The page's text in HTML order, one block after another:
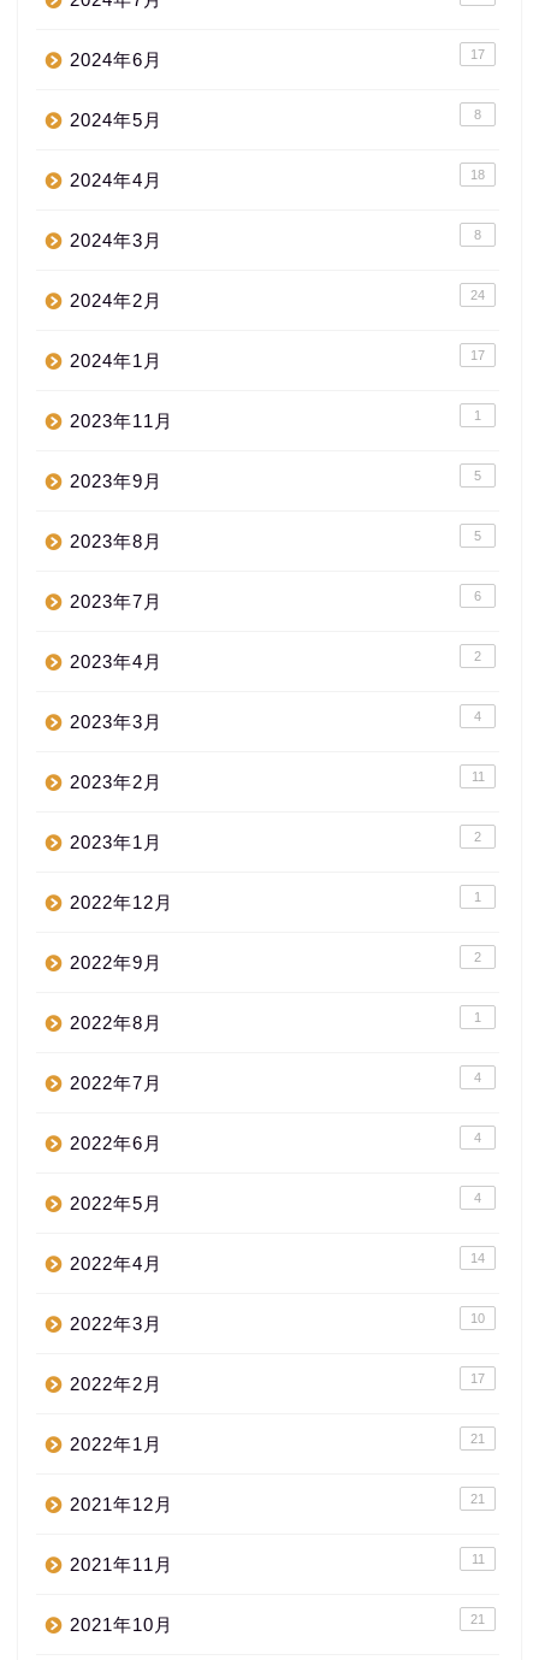
2024年6月 17
2024年5月 8
2024年4月 18
2024年3月 8
2024年2月 24
2024年1月 17
2023年11月 1
2023年9月 5
2023年8月 5
2023年7月 6
2023年4月 2
2023年3月 4
2023年2月 11
2023年1月 2
2022年12月 1
2022年9月 2
2022年8月 1
2022年7月 4
2022年6月 4
2022年5月 4
2022年4月 14
2022年3月 10
2022年2月 17
2022年1月 21
2021年12月 21
2021年11月 11
2021年10月 21